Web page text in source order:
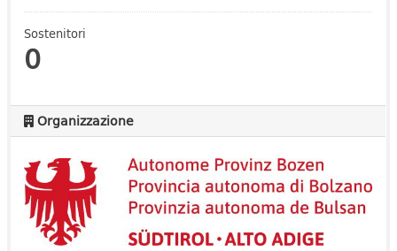
Sostenitori
0
Organizzazione